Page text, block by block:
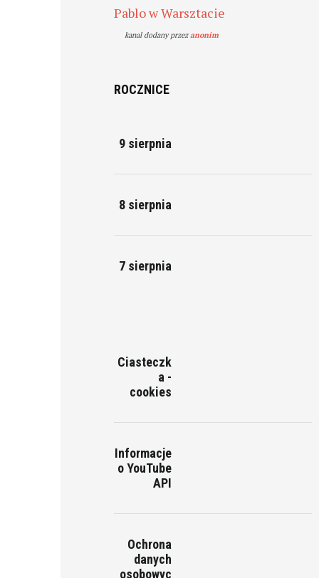
Pablo w Warsztacie
kanal dodany przezanonim
ROCZNICE
9 sierpnia
8 sierpnia
7 sierpnia
Ciasteczk
a -
cookies
Informacje
o YouTube
API
Ochrona
danych
osobowyc